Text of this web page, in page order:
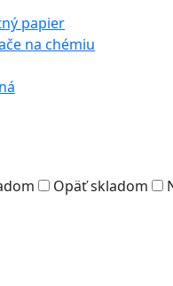
papier
na chémiu
Opäť skladom